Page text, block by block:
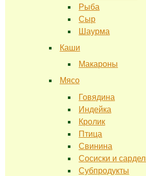
Рыба
Сыр
Шаурма
Каши
Макароны
Мясо
Говядина
Индейка
Кролик
Птица
Свинина
Сосиски и
Субпродукты